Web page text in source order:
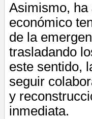
Asimismo, ha
económico
de la
trasladando
este sentido,
seguir
y
inmediata.